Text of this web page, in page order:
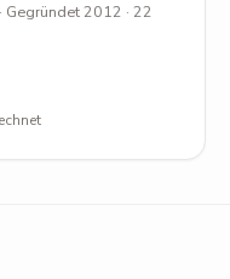
Gegründet 2012 · 22